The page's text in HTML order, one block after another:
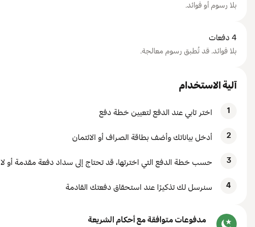
بلا رسوم أو فوائد.
4 دفعات
بلا فوائد. قد تُطبق رسوم معالجة.
آلية الاستخدام
1 اختر تابي عند الدفع لتعيين خطة دفع
2 أدخل بياناتك وأضف بطاقة الصراف أو الائتمان
3 حسب خطة الدفع التي اخترتها، قد تحتاج إلى سداد دفعة مقدمة أو لا
4 سنرسل لك تذكيرًا عند استحقاق دفعتك القادمة
مدفوعات متوافقة مع أحكام الشريعة